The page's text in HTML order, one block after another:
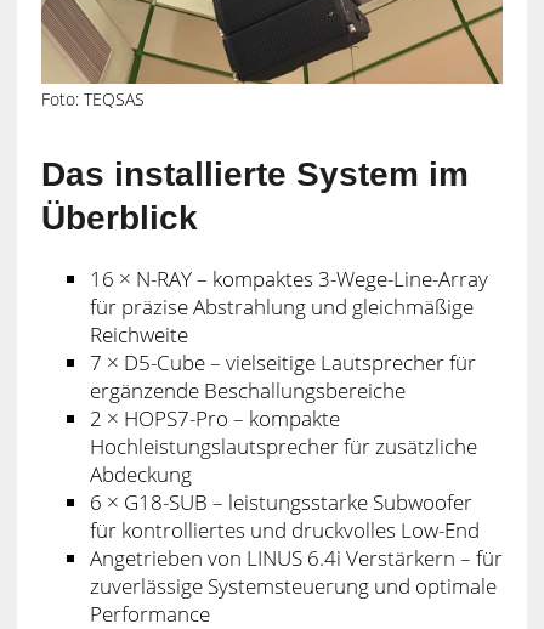
Foto: TEQSAS
Das installierte System im
Überblick
16 × N-RAY – kompaktes 3-Wege-Line-Array
für präzise Abstrahlung und gleichmäßige
Reichweite
7 × D5-Cube – vielseitige Lautsprecher für
ergänzende Beschallungsbereiche
2 × HOPS7-Pro – kompakte
Hochleistungslautsprecher für zusätzliche
Abdeckung
6 × G18-SUB – leistungsstarke Subwoofer
für kontrolliertes und druckvolles Low-End
Angetrieben von LINUS 6.4i Verstärkern – für
zuverlässige Systemsteuerung und optimale
Performance